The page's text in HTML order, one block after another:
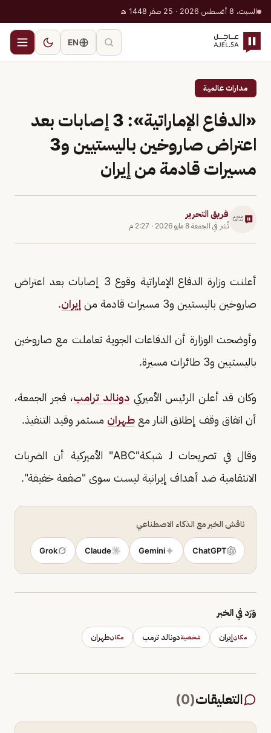
السبت، 8 أغسطس 2026 · 25 صفر 1448 هـ
EN
مدارات عالمية
«الدفاع الإماراتية»: 3 إصابات بعد
اعتراض صاروخين باليستيين و3
مسيرات قادمة من إيران
فريق التحرير
نُشر في الجمعة 8 مايو 2026 · 2:27 م
أعلنت وزارة الدفاع الإماراتية وقوع 3 إصابات بعد اعتراض
صاروخين باليستيين و3 مسيرات قادمة من
إيران.
وأوضحت الوزارة أن الدفاعات الجوية تعاملت مع صاروخين
باليستيين و3 طائرات مسيرة.
وكان قد أعلن الرئيس الأميركيدونالد ترامب، فجر الجمعة،
أن اتفاق وقف إطلاق النار مع طهران مستمر وقيد التنفيذ.
وقال في تصريحات لـ شبكة"ABC" الأميركية أن الضربات
الانتقامية ضد أهداف إيرانية ليست سوى "صفعة خفيفة".
ناقش الخبر مع الذكاء الاصطناعي
ChatGPT
Gemini
Claude
Grok
وَرَد في الخبر
مكانإيران شخصيةدونالد ترمب مكانطهران
التعليقات(
0
)